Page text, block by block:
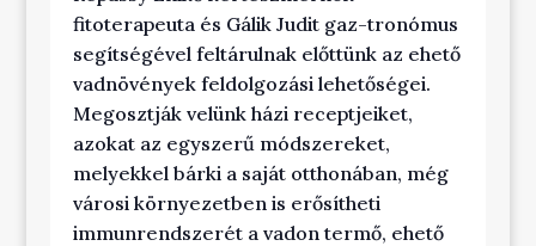
fitoterapeuta és Gálik Judit gaz-tronómus
segítségével feltárulnak előttünk az ehető
vadnövények feldolgozási lehetőségei.
Megosztják velünk házi receptjeiket,
azokat az egyszerű módszereket,
melyekkel bárki a saját otthonában, még
városi környezetben is erősítheti
immunrendszerét a vadon termő, ehető